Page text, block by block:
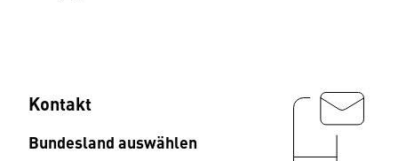
Kontakt
Bundesland auswählen